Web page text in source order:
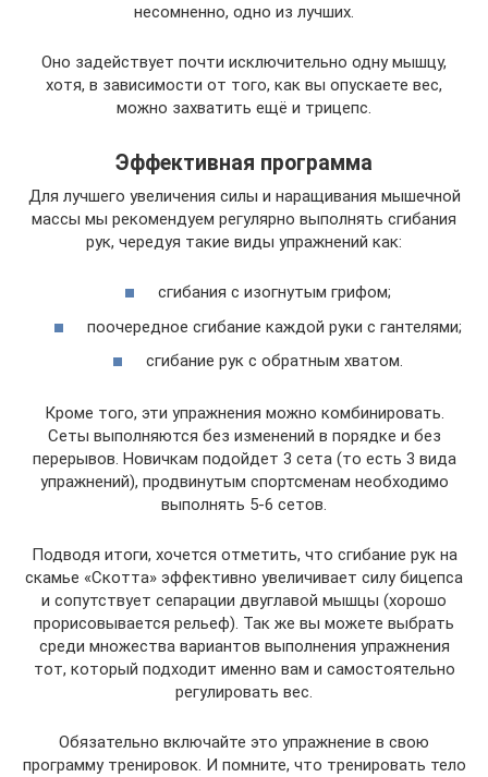
несомненно, одно из лучших.
Оно задействует почти исключительно одну мышцу,
хотя, в зависимости от того, как вы опускаете вес,
можно захватить ещё и трицепс.
Эффективная программа
Для лучшего увеличения силы и наращивания мышечной
массы мы рекомендуем регулярно выполнять сгибания
рук, чередуя такие виды упражнений как:
сгибания с изогнутым грифом;
поочередное сгибание каждой руки с гантелями;
сгибание рук с обратным хватом.
Кроме того, эти упражнения можно комбинировать.
Сеты выполняются без изменений в порядке и без
перерывов. Новичкам подойдет 3 сета (то есть 3 вида
упражнений), продвинутым спортсменам необходимо
выполнять 5-6 сетов.
Подводя итоги, хочется отметить, что сгибание рук на
скамье «Скотта» эффективно увеличивает силу бицепса
и сопутствует сепарации двуглавой мышцы (хорошо
прорисовывается рельеф). Так же вы можете выбрать
среди множества вариантов выполнения упражнения
тот, который подходит именно вам и самостоятельно
регулировать вес.
Обязательно включайте это упражнение в свою
программу тренировок. И помните, что тренировать тело